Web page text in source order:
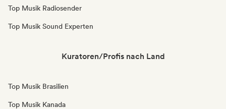
Top Musik Radiosender
Top Musik Sound Experten
Kuratoren/Profis nach Land
Top Musik Brasilien
Top Musik Kanada